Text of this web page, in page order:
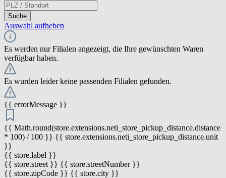
Suche
Auswahl aufheben
Es werden nur Filialen angezeigt, die Ihre gewünschten Waren
verfügbar haben.
Es wurden leider keine passenden Filialen gefunden.
{{ errorMessage }}
{{ Math.round(store.extensions.neti_store_pickup_distance.distance
* 100) / 100 }} {{ store.extensions.neti_store_pickup_distance.unit
}}
{{ store.label }}
{{ store.street }} {{ store.streetNumber }}
{{ store.zipCode }} {{ store.city }}